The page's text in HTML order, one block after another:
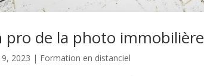
pro de la photo immobilière
9, 2023 | Formation en distanciel